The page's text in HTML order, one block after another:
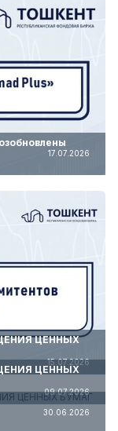
17.07.2026
ЦЕННЫХ
15.07.2026
ЦЕННЫХ
09.07.2026
30.06.2026